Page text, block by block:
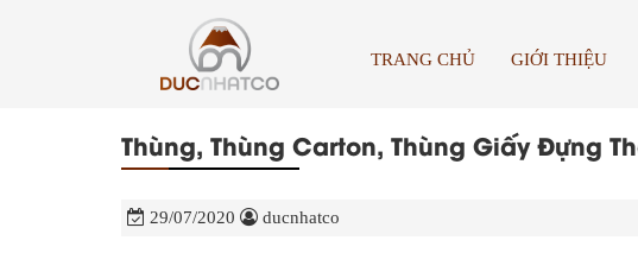
TRANG CHỦ GIỚI THIỆU
Thùng, Thùng Carton, Thùng Giấy Đựng
29/07/2020 ducnhatco